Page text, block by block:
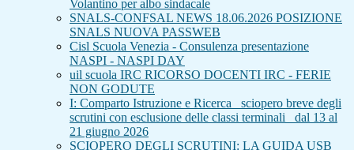
Volantino per albo sindacale
SNALS-CONFSAL NEWS 18.06.2026 POSIZIONE
SNALS NUOVA PASSWEB
Cisl Scuola Venezia - Consulenza presentazione
NASPI - NASPI DAY
uil scuola IRC RICORSO DOCENTI IRC - FERIE
NON GODUTE
I: Comparto Istruzione e Ricerca_ sciopero breve degli
scrutini con esclusione delle classi terminali_ dal 13 al
21 giugno 2026
SCIOPERO DEGLI SCRUTINI: LA GUIDA USB